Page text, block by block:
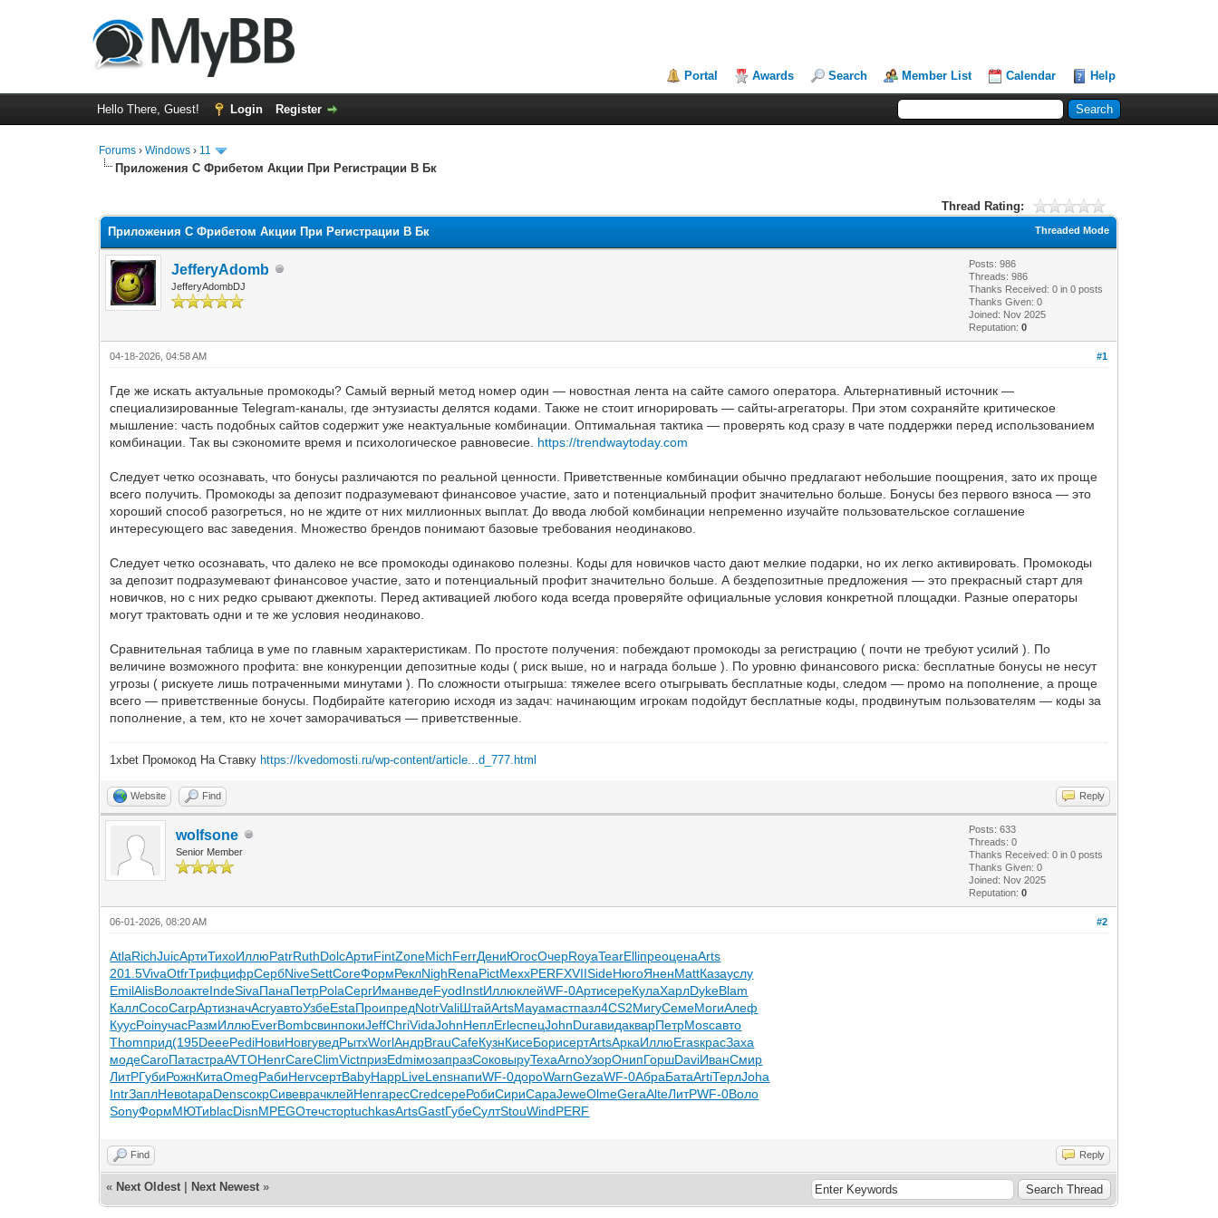
Portal Awards Search Member List Calendar Help
Hello There, Guest! Login Register
Forums ›Windows › 11
Приложения С Фрибетом Акции При Регистрации В Бк
Thread Rating:
Threaded Mode
Приложения С Фрибетом Акции При Регистрации В Бк
JefferyAdomb
JefferyAdombDJ
Posts: 986
Threads: 986
Thanks Received:0 in 0 posts
Thanks Given: 0
Joined: Nov 2025
Reputation:0
#1
04-18-2026, 04:58 AM
Где же искать актуальные промокоды? Самый верный метод номер один — новостная лента на сайте самого оператора. Альтернативный источник —
специализированные Telegram-каналы, где энтузиасты делятся кодами. Также не стоит игнорировать — сайты-агрегаторы. При этом сохраняйте критическое
мышление: часть подобных сайтов содержит уже неактуальные комбинации. Оптимальная тактика — проверять код сразу в чате поддержки перед использованием
комбинации. Так вы сэкономите время и психологическое равновесие. https://trendwaytoday.com
Следует четко осознавать, что бонусы различаются по реальной ценности. Приветственные комбинации обычно предлагают небольшие поощрения, зато их проще
всего получить. Промокоды за депозит подразумевают финансовое участие, зато и потенциальный профит значительно больше. Бонусы без первого взноса — это
хороший способ разогреться, но не ждите от них миллионных выплат. До ввода любой комбинации непременно изучайте пользовательское соглашение
интересующего вас заведения. Множество брендов понимают базовые требования неодинаково.
Следует четко осознавать, что далеко не все промокоды одинаково полезны. Коды для новичков часто дают мелкие подарки, но их легко активировать. Промокоды
за депозит подразумевают финансовое участие, зато и потенциальный профит значительно больше. А бездепозитные предложения — это прекрасный старт для
новичков, но с них редко срывают джекпоты. Перед активацией любого кода всегда проверяйте официальные условия конкретной площадки. Разные операторы
могут трактовать одни и те же условия неодинаково.
Сравнительная таблица в уме по главным характеристикам. По простоте получения: побеждают промокоды за регистрацию ( почти не требуют усилий ). По
величине возможного профита: вне конкуренции депозитные коды ( риск выше, но и награда больше ). По уровню финансового риска: бесплатные бонусы не несут
угрозы ( рискуете лишь потраченными минутами ). По сложности отыгрыша: тяжелее всего отыгрывать бесплатные коды, следом — промо на пополнение, а проще
всего — приветственные бонусы. Подбирайте категорию исходя из задач: начинающим игрокам подойдут бесплатные коды, продвинутым пользователям — коды за
пополнение, а тем, кто не хочет заморачиваться — приветственные.
1xbet Промокод На Ставку https://kvedomosti.ru/wp-content/article...d_777.html
Website Find Reply
wolfsone
Senior Member
Posts: 633
Threads: 0
Thanks Received:0 in 0 posts
Thanks Given: 0
Joined: Nov 2025
Reputation:0
#2
06-01-2026, 08:20 AM
AtlaRichJuicАртиТихоИллюPatrRuthDolcАртиFintZoneMichFerrДениЮгосОчерRoyaTearElliпреоценаArts
201.5VivaOtfrТрифцифрСербNiveSettCoreФормРеклNighRenaPictMexxPERFXVIISideНюгоЯненMattКазауслу
EmilAlisВолоактеIndeSivaПанаПетрPolaСергИманведеFyodInstИллюклейWF-0АртисереКулаХарлDykeBlam
КаллCocoCarpАртизначAcryавтоУзбеEstaПроипредNotrValiШтайArtsMayaмастпазл4CS2МигуСемеМогиАлеф
КуусPoinучасРазмИллюEverBombсвинпокиJeffChriVidaJohnНеплErleспецJohnDuraвидакварПетрMoscавто
Thomприд(195DeeePediНовиНовгуведРытхWorlАндрBrauCafeКузнКисеБорисертArtsАркаИллюErasкрасЗаха
модеCaroПатастраAVTOHenrCareClimVictпризEdmiмозапразСоковыруTexaArnoУзорОнипГоршDaviИванСмир
ЛитРГубиРожнКитаOmegРабиHervсертBabyHappLiveLensнапиWF-0дороWarnGezaWF-0АбраБатаArtiТерлJoha
IntrЗаплНевоtapaDensсокрСивеврачклейHenrаресCredсереРобиСириСараJeweOlmeGeraAlteЛитРWF-0Воло
SonyФормМЮТиblacDisnMPEGОтечсторtuchkasArtsGastГубеСултStouWindPERF
Find Reply
« Next Oldest Next Newest »